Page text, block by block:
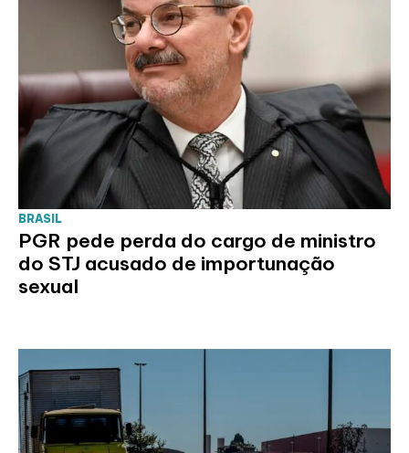
BRASIL
PGR pede perda do cargo de ministro
do STJ acusado de importunação
sexual